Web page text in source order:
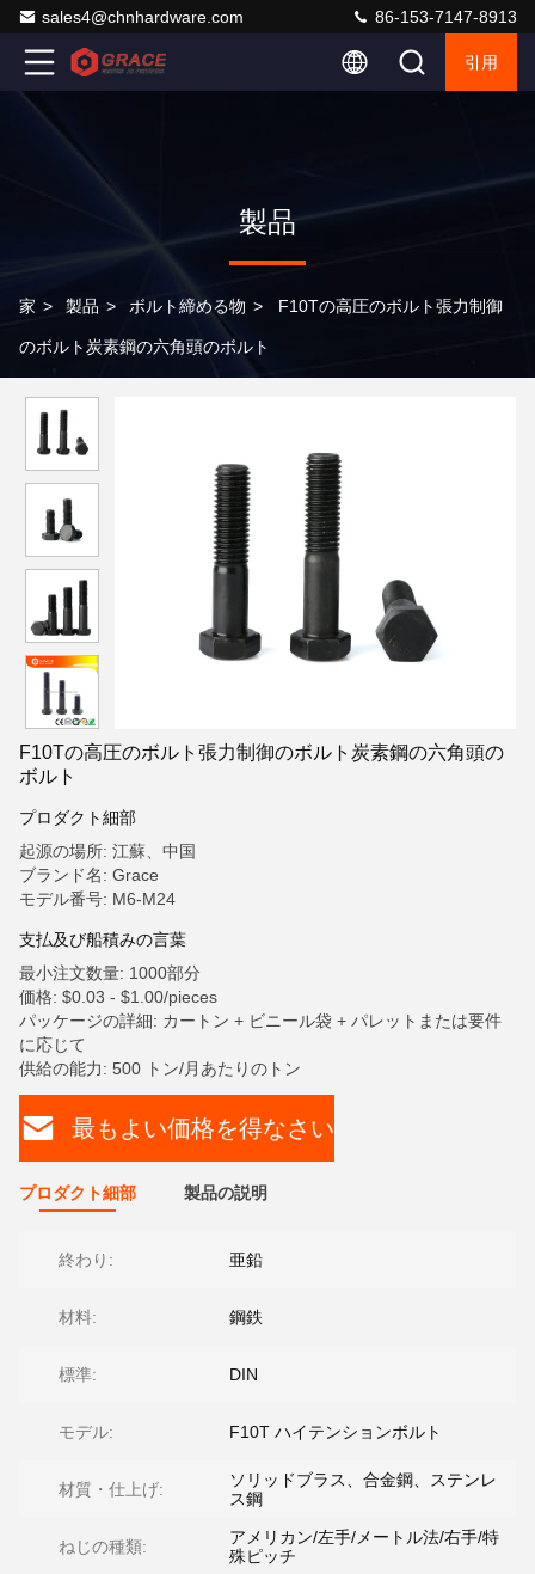
sales4@chnhardware.com 86-153-7147-8913
引用
製品
家 > 製品 > ボルト締める物 > F10Tの高圧のボルト張力制御
のボルト炭素鋼の六角頭のボルト
F10Tの高圧のボルト張力制御のボルト炭素鋼の六角頭の
ボルト
プロダクト細部
起源の場所: 江蘇、中国
ブランド名: Grace
モデル番号: M6-M24
支払及び船積みの言葉
最小注文数量: 1000部分
価格: $0.03 - $1.00/pieces
パッケージの詳細: カートン + ビニール袋 + パレットまたは要件
に応じて
供給の能力: 500 トン/月あたりのトン
最もよい価格を得なさい
プロダクト細部 製品の説明
終わり: 亜鉛
材料: 鋼鉄
標準: DIN
モデル: F10T ハイテンションボルト
材質・仕上げ:
ソリッドブラス、合金鋼、ステンレ
ス鋼
ねじの種類:
アメリカン/左手/メートル法/右手/特
殊ピッチ